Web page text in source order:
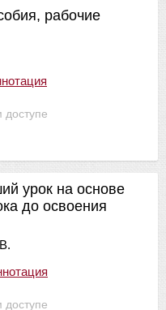
доступе
рабочие
доступе
урок на основе
до освоения